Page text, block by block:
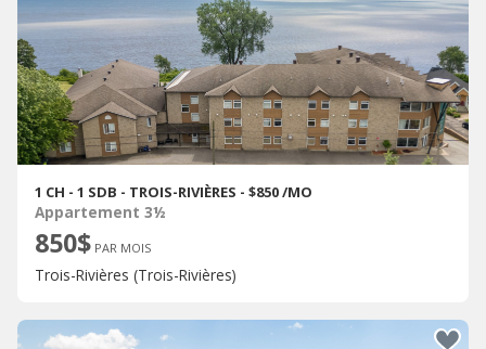
1 CH - 1 SDB - TROIS-RIVIÈRES - $850 /MO
Appartement 3½
850$ PAR MOIS
Trois-Rivières (Trois-Rivières)